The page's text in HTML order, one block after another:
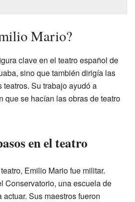
Mario?
clave en el teatro español de
sino que también dirigía las
Su trabajo ayudó a
que se hacían las obras de teatro
en el teatro
Emilio Mario fue militar.
Conservatorio, una escuela de
Sus maestros fueron